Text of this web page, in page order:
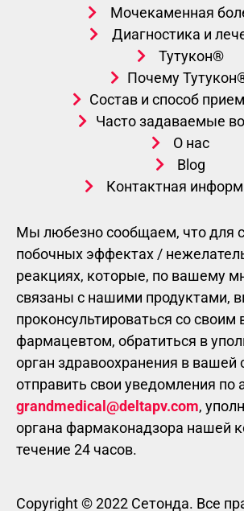
Мочекаменная
Диагностика и
Тутукон®
Почему
Состав и способ
Часто задаваемые
О нас
Blog
Контактная
Мы любезно сообщаем, что для
побочных эффектах /
реакциях, которые, по вашему
связаны с нашими продуктами,
проконсультироваться со своим
фармацевтом, обратиться в
орган здравоохранения в вашей
отправить свои уведомления по
grandmedical@deltapv.com,
органа фармаконадзора нашей
течение 24 часов.
Copyright © 2022 Сетонда. Все